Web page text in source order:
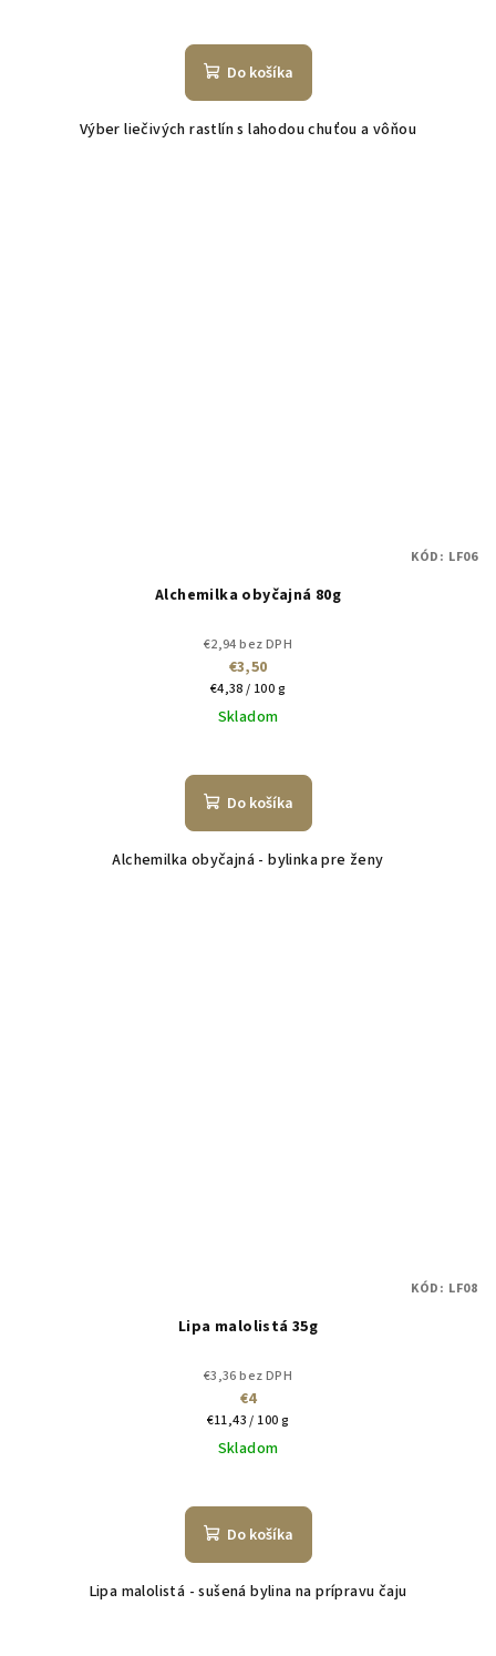
Do košíka
Výber liečivých rastlín s lahodou chuťou a vôňou
Alchemilka obyčajná 80g
€2,94 bez DPH
€3,50
Jednotková
cena:
€4,38 / 100 g
Skladom
Do košíka
Alchemilka obyčajná - bylinka pre ženy
KÓD: LF06
Lipa malolistá 35g
€3,36 bez DPH
€4
Jednotková
cena:
€11,43 / 100 g
Skladom
Do košíka
Lipa malolistá - sušená bylina na prípravu čaju
KÓD: LF08